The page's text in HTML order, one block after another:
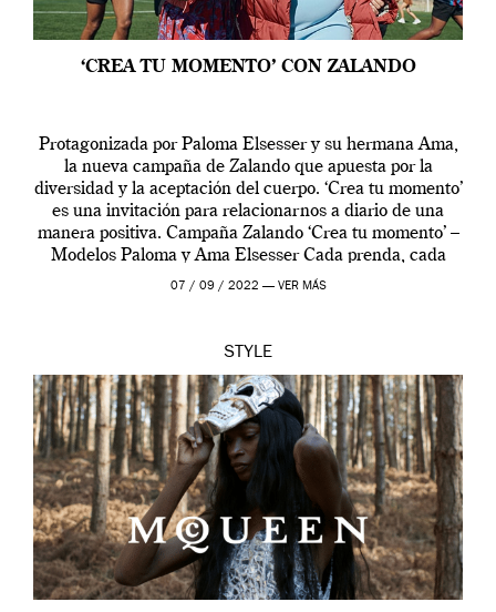
‘CREA TU MOMENTO’ CON ZALANDO
Protagonizada por Paloma Elsesser y su hermana Ama,
la nueva campaña de Zalando que apuesta por la
diversidad y la aceptación del cuerpo. ‘Crea tu momento’
es una invitación para relacionarnos a diario de una
manera positiva. Campaña Zalando ‘Crea tu momento’ –
Modelos Paloma y Ama Elsesser Cada prenda, cada
outfit, cada momento, caracteriza […]
07 / 09 / 2022 — VER MÁS
STYLE